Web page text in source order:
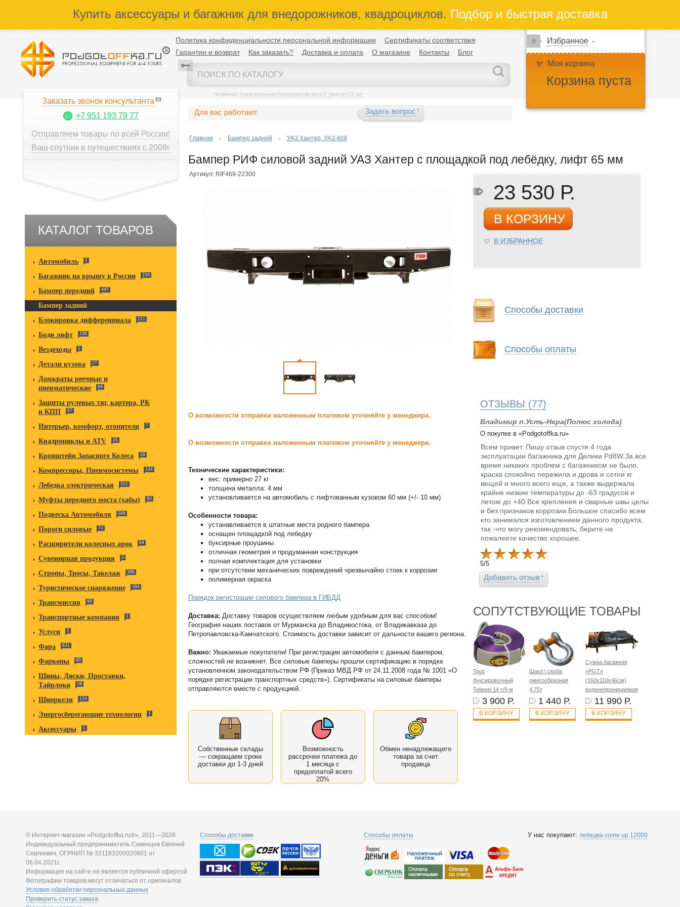
Купить аксессуары и багажник для внедорожников, квадроциклов.Подбор и быстрая доставка
Политика конфиденциальности персональной информации
Сертификаты соответствия
Гарантии и возврат
Как заказать? Доставка и оплата О магазине Контакты Блог
Например: Универсальные Расширители арок 3" (выступ 7,5 см)
0 Избранное
Моя корзина
Корзина пуста
Заказать звонок консультанта
+7 951 193 79 77
Отправляем товары по всей России!
Ваш спутник в путешествиях с 2009г
КАТАЛОГ ТОВАРОВ
Автомобиль 1
Багажник на крышу в России 234
Бампер передний 447
Бампер задний
Блокировка дифференциала
111
Боди лифт 130
Вездеходы 1
Детали кузова 27
Домкраты реечные и
пневматические
64
Защиты рулевых тяг, картера, РК
и КПП
67
Интерьер, комфорт, отопители 7
Квадроциклы и ATV 35
Кронштейн Запасного Колеса 28
Компрессоры, Пневмосистемы 134
Лебедка электрическая 351
Муфты переднего моста (хабы) 93
Подвеска Автомобиля 508
Пороги силовые 71
Расширители колесных арок 84
Сувенирная продукция 3
Стропы, Тросы, Такелаж 396
Туристическое снаряжение 184
Трансмиссия 89
Транспортные компании 1
Услуги 1
Фара 631
Фаркопы 69
Шины, Диски, Проставки,
Тайрлоки
18
Шноркели 124
Энергосберегающие технологии 1
Аксессуары 1
Для вас работают Задать вопрос
Главная Бампер задний УАЗ Хантер, УАЗ 469
Бампер РИФ силовой задний УАЗ Хантер с площадкой под лебёдку, лифт 65 мм
Артикул: RIF469-22300
О возможности отправки наложенным платежом уточняйте у менеджера.
О возможности отправки наложенным платежом уточняйте у менеджера.
Технические характеристики:
вес: примерно 27 кг
толщина металла: 4 мм
установливается на автомобиль с лифтованным кузовом 60 мм (+/- 10 мм)
Особенности товара:
устанавливается в штатные места родного бампера
оснащен площадкой под лебедку
буксирные проушины
отличная геометрия и продуманная конструкция
полная комплектация для установки
при отсутствии механических повреждений чрезвычайно стоек к коррозии
полимерная окраска
Порядок регистрации силового бампера в ГИБДД
Доставка: Доставку товаров осуществляем любым удобным для вас способом!
География наших поставок от Мурманска до Владивостока, от Владикавказа до
Петропавловска-Камчатского. Стоимость доставки зависит от дальности вашего региона.
Важно: Уважаемые покупатели! При регистрации автомобиля с данным бампером,
сложностей не возникнет. Все силовые бамперы прошли сертификацию в порядке
установленном законодательством РФ (Приказ МВД РФ от 24.11.2008 года № 1001 «О
порядке регистрации транспортных средств»). Сертификаты на силовые бамперы
отправляются вместе с продукцией.
Собственные склады
— сокращаем сроки
доставки до 1-3 дней
Возможность
рассрочки платежа до
1 месяца с
предоплатой всего
20%
Обмен ненадлежащего
товара за счет
продавца
23 530 Р.
В КОРЗИНУ
В ИЗБРАННОЕ
Способы доставки
Способы оплаты
ОТЗЫВЫ (77)
Владимир п.Усть-Нера(Полюс холода)
О покупке в «Podgotoffka.ru»
Всем привет. Пишу отзыв спустя 4 года
эксплуатации багажника для Делики Pd8W.За все
время никаких проблем с багажником не было,
краска спокойно пережила и дрова и сотни кг
вещей и много всего еще, а также выдержала
крайне низкие температуры до -63 градусов и
летом до +40.Все крепления и сварные швы целы
и без признаков коррозии.Большое спасибо всем
кто занимался изготовлением данного продукта,
так -что могу рекомендовать, берите не
пожалеете качество хорошее.
5/5
Добавить отзыв
СОПУТСТВУЮЩИЕ ТОВАРЫ
Трос
буксировочный
Telawei 14 т/9 м
3 900 Р.
В КОРЗИНУ
Шакл \ скоба
омегообразная
4.75т
1 440 Р.
В КОРЗИНУ
Сумка багажная
«PGT»
(160х110х46см)
водонепроницаемая
11 990 Р.
В КОРЗИНУ
© Интернет-магазин «Podgotoffka.ru®», 2011—2026
Индивидуальный предприниматель Сивенцев Евгений
Сергеевич, ОГРНИП № 321183200020681 от
06.04.2021г.
Информация на сайте не является публичной офертой
Фотографии товаров могут отличаться от оригиналов
Условия обработки персональных данных
Проверить статус заказа
Способы доставки Способы оплаты У нас покупают: лебедка come up 12000